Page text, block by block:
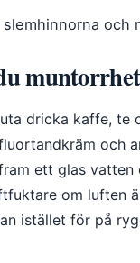
och
dricka kaffe, te
och
ett glas vatten
om luften
istället för på